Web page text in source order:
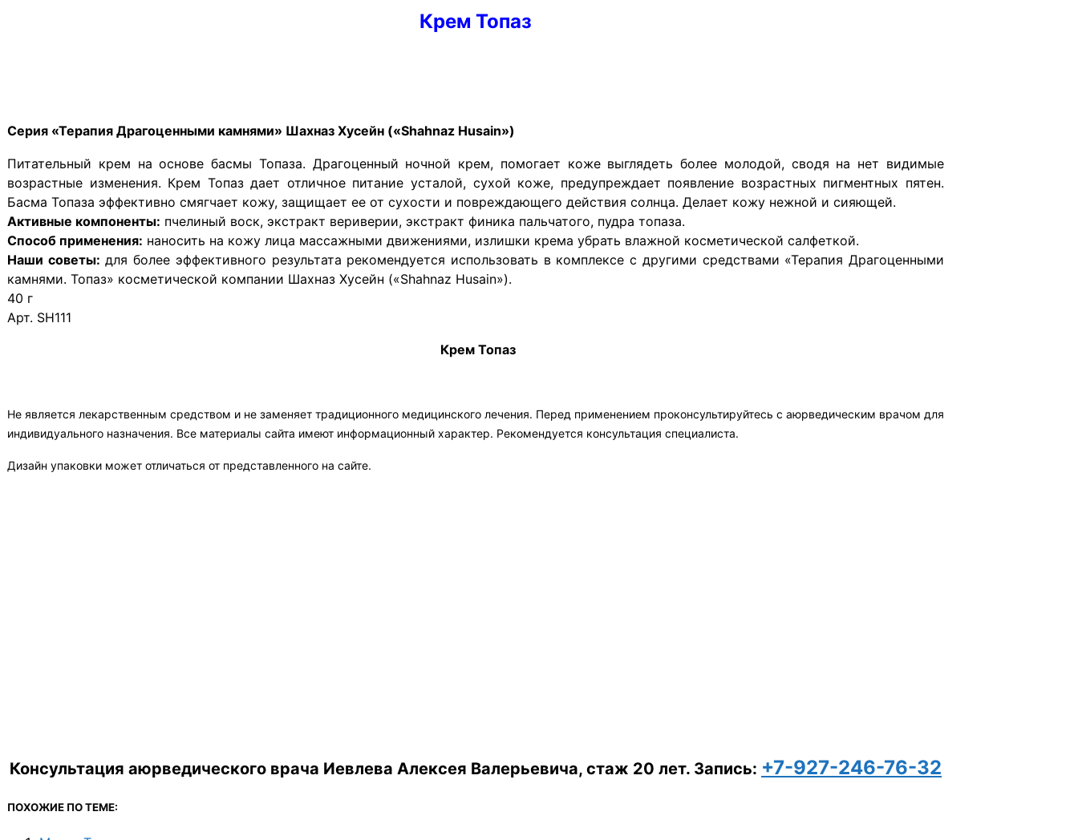
Крем Топаз
Серия «Терапия Драгоценными камнями» Шахназ Хусейн («Shahnaz Husain»)
Питательный крем на основе басмы Топаза. Драгоценный ночной крем, помогает коже выглядеть более молодой, сводя на нет видимые
возрастные изменения. Крем Топаз дает отличное питание усталой, сухой коже, предупреждает появление возрастных пигментных пятен.
Басма Топаза эффективно смягчает кожу, защищает ее от сухости и повреждающего действия солнца. Делает кожу нежной и сияющей.
Активные компоненты: пчелиный воск, экстракт вериверии, экстракт финика пальчатого, пудра топаза.
Способ применения: наносить на кожу лица массажными движениями, излишки крема убрать влажной косметической салфеткой.
Наши советы: для более эффективного результата рекомендуется использовать в комплексе с другими средствами «Терапия Драгоценными
камнями. Топаз» косметической компании Шахназ Хусейн («Shahnaz Husain»).
40 г
Арт. SH111
Крем Топаз
Не является лекарственным средством и не заменяет традиционного медицинского лечения. Перед применением проконсультируйтесь с аюрведическим врачом для
индивидуального назначения. Все материалы сайта имеют информационный характер. Рекомендуется консультация специалиста.
Дизайн упаковки может отличаться от представленного на сайте.
Консультация аюрведического врача Иевлева Алексея Валерьевича, стаж 20 лет. Запись: +7-927-246-76-32
ПОХОЖИЕ ПО ТЕМЕ: